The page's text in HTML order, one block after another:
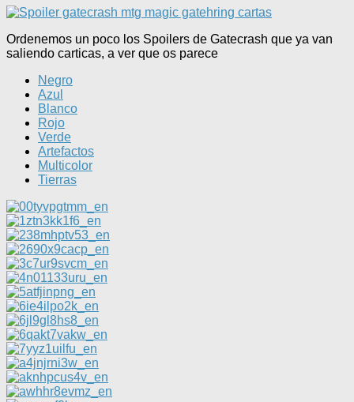
Ordenemos un poco los Spoilers de Gatecrash que ya van
saliendo carticas, a ver que os parece
Negro
Azul
Blanco
Rojo
Verde
Artefactos
Multicolor
Tierras